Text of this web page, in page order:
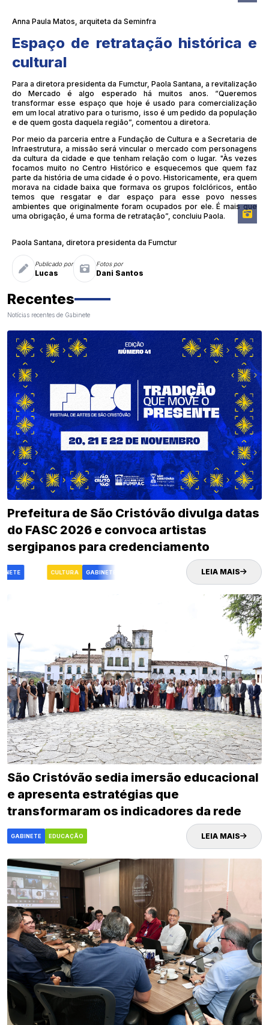
Anna Paula Matos, arquiteta da Seminfra
Espaço de retratação histórica e
cultural
Para a diretora presidenta da Fumctur, Paola Santana, a revitalização
do Mercado é algo esperado há muitos anos. “Queremos
transformar esse espaço que hoje é usado para comercialização
em um local atrativo para o turismo, isso é um pedido da população
e de quem gosta daquela região”, comentou a diretora.
Por meio da parceria entre a Fundação de Cultura e a Secretaria de
Infraestrutura, a missão será vincular o mercado com personagens
da cultura da cidade e que tenham relação com o lugar. "Às vezes
focamos muito no Centro Histórico e esquecemos que quem faz
parte da história de uma cidade é o povo. Historicamente, era quem
morava na cidade baixa que formava os grupos folclóricos, então
temos que resgatar e dar espaço para esse povo nesses
ambientes que originalmente foram ocupados por ele. É mais que
uma obrigação, é uma forma de retratação”, concluiu Paola.
Paola Santana, diretora presidenta da Fumctur
Publicado por
Lucas
Fotos por
Dani Santos
Recentes
Notícias recentes de Gabinete
Prefeitura de São Cristóvão divulga datas
do FASC 2026 e convoca artistas
sergipanos para credenciamento
CULTURA GABINETE LEIA MAIS
São Cristóvão sedia imersão educacional
e apresenta estratégias que
transformaram os indicadores da rede
municipal
GABINETE EDUCAÇÃO LEIA MAIS